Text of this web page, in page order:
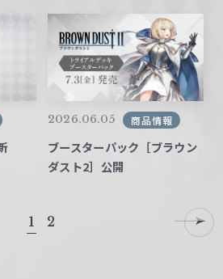
2026.06.05 商品情報
ブースターパック［ブラウン
ダスト2］公開
1 2
N